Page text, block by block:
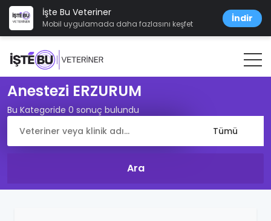
İşte Bu Veteriner
Mobil uygulamada daha fazlasını keşfet İndir
Anestezi ERZURUM
Bu Kategoride 0 sonuç bulundu